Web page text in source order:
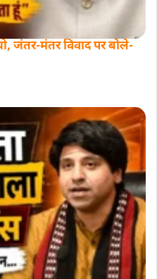
जंतर-मंतर विवाद पर बोले-